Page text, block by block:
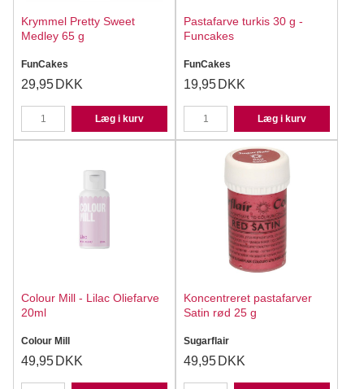
Krymmel Pretty Sweet
Medley 65 g
FunCakes
29,95 DKK
Læg i kurv
Pastafarve turkis 30 g -
Funcakes
FunCakes
19,95 DKK
Læg i kurv
Colour Mill - Lilac Oliefarve
20ml
Colour Mill
49,95 DKK
Koncentreret pastafarver
Satin rød 25 g
Sugarflair
49,95 DKK